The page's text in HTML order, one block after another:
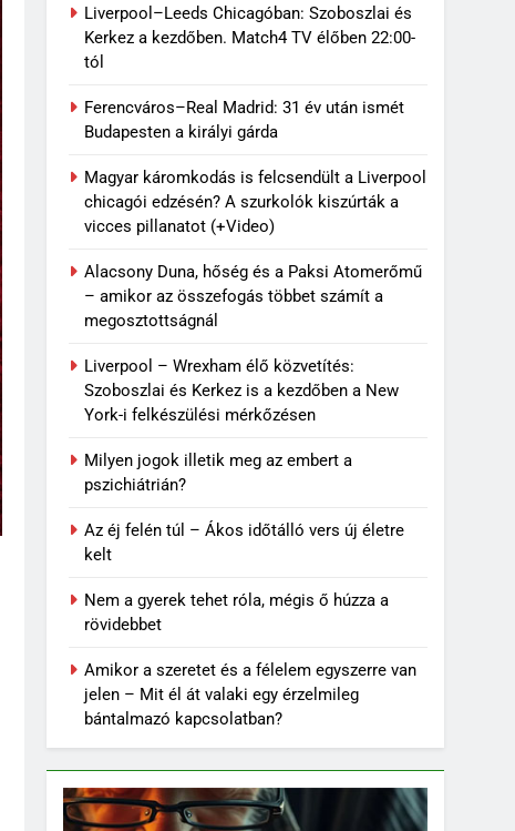
Liverpool–Leeds Chicagóban: Szoboszlai és
Kerkez a kezdőben. Match4 TV élőben 22:00-
tól
Ferencváros–Real Madrid: 31 év után ismét
Budapesten a királyi gárda
Magyar káromkodás is felcsendült a Liverpool
chicagói edzésén? A szurkolók kiszúrták a
vicces pillanatot (+Video)
Alacsony Duna, hőség és a Paksi Atomerőmű
– amikor az összefogás többet számít a
megosztottságnál
Liverpool – Wrexham élő közvetítés:
Szoboszlai és Kerkez is a kezdőben a New
York-i felkészülési mérkőzésen
Milyen jogok illetik meg az embert a
pszichiátrián?
Az éj felén túl – Ákos időtálló vers új életre
kelt
Nem a gyerek tehet róla, mégis ő húzza a
rövidebbet
Amikor a szeretet és a félelem egyszerre van
jelen – Mit él át valaki egy érzelmileg
bántalmazó kapcsolatban?